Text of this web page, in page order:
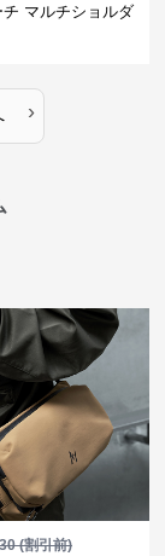
マルチショルダ
›
(割引前)